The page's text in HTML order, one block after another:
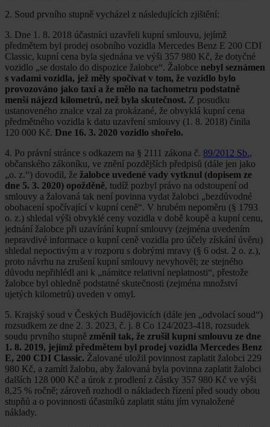
2. Soud prvního stupně vycházel z následujících zjištění:
3. Dne 1. 8. 2018 účastníci uzavřeli kupní smlouvu, jejímž
předmětem byl prodej osobního vozidla Mercedes Benz E 200 CDI
Classic, kupní cena byla sjednána ve výši 357 980 Kč, že dotyčné
vozidlo „se dostalo do dispozice žalobce“. Žalobce nebyl seznámen
s vadami vozidla, jež měly spočívat v tom, že vozidlo bylo
provozováno jako taxi a že mělo na tachometru podstatně
menší nájezd kilometrů, než byla skutečnost. Z posudku
ustanoveného znalce vzal za prokázané, že obvyklá kupní cena
předmětného vozidla k datu uzavření smlouvy (1. 8. 2018) činila
120 000 Kč. Dne 16. 3. 2020 vozidlo shořelo.
4. Po právní stránce s odkazem na § 2111 zákona č. 89/2012 Sb.,
občanského zákoníku, ve znění pozdějších předpisů (dále jen jako
„o. z.“) dovodil, že žalobce uvedené vady vytknul (dopisem ze
dne 5. 3. 2020) opožděně, tudíž pozbyl právo na odstoupení od
smlouvy a žalovaná tak není povinna vydat žalobci „bezdůvodné
obohacení spočívající v kupní ceně“. V hrubém nepoměru (§ 1793
o. z.) shledal výši obvyklé ceny vozidla v době koupě a kupní cenu,
jednání žalobce při uzavírání kupní smlouvy (zejména uvedením
nepravdivé informace o kupní ceně vozidla pro účely získání úvěru)
shledal nepoctivým a v rozporu s dobrými mravy (§ 6 odst. 2 o. z.),
proto návrhu na zrušení kupní smlouvy nevyhověl; ze stejného
důvodu nepřihlédl ani k „námitce relativní neplatnosti“, přestože
žalobce byl ohledně podstatné skutečnosti (zejména množství
ujetých kilometrů) uveden v omyl.
5. Krajský soud v Českých Budějovicích (dále jen „odvolací soud“)
rozsudkem ze dne 2. 3. 2023, č. j. 8 Co 124/2023-418, rozsudek
soudu prvního stupně změnil tak, že zrušil kupní smlouvu ze dne
1. 8. 2019, jejímž předmětem byl prodej vozidla Mercedes Benz
E, 200 CDI Classic. Žalované uložil povinnost zaplatit žalobci 229
980 Kč, a zamítl žalobu, aby žalovaná byla povinna zaplatit žalobci
dalších 128 000 Kč a úrok z prodlení z částky 357 980 Kč ve výši
8,25 % ročně; zároveň rozhodl o nákladech řízení před soudy obou
stupňů a o povinnosti účastníků zaplatit státu jím vynaložené
náklady.